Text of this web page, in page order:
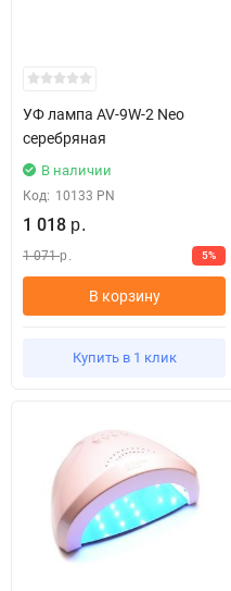
УФ лампа AV-9W-2 Neo
серебряная
В наличии
Код: 10133 PN
1 018 р.
1 071р. 5%
В корзину
Купить в 1 клик